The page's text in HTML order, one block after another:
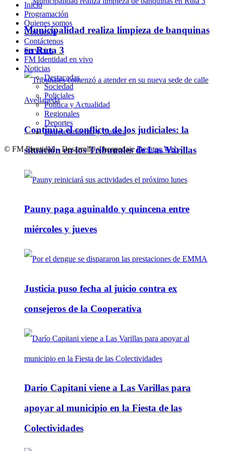
Municipalidad realiza limpieza de banquinas
en Ruta 3
Continúa el conflicto de los judiciales: la
situación en los Tribunales de Las Varillas
Pauny paga aguinaldo y quincena entre
miércoles y jueves
Justicia puso fecha al juicio contra ex
consejeros de la Cooperativa
Darío Capitani viene a Las Varillas para
apoyar al municipio en la Fiesta de las
Colectividades
Inicio
Programación
Quienes somos
Ubicación
Contáctenos
Servicios
FM Identidad en vivo
Noticias
Destacadas
Sociedad
Policiales
Política y Actualidad
Regionales
Deportes
Entretenimiento y Cultura
© FM Identidad - Desarrollo y hospedajeDesatec Web.